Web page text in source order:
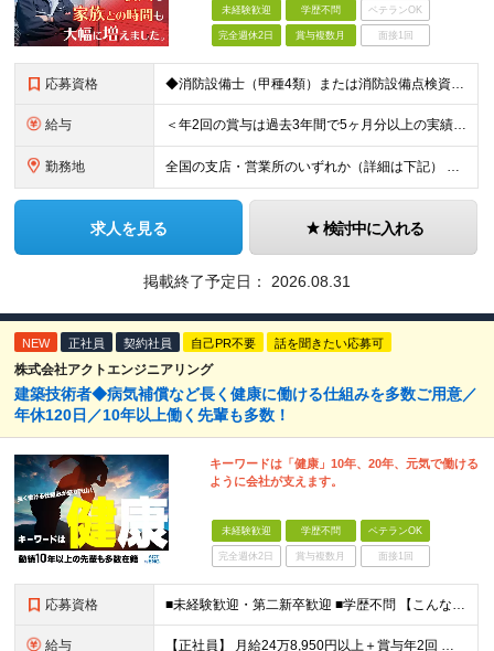
未経験歓迎 学歴不問 ベテランOK
完全週休2日 賞与複数月 面接1回
応募資格 ◆消防設備士（甲種4類）または消防設備点検資格者の資格を保有している方 ◆学歴不問
給与 ＜年2回の賞与は過去3年間で5ヶ月分以上の実績あり！＞ 月給21万1000円以上＋賞与年2回 ※上記は基本給です。別途、各種手当を支給いたします ※経験・能力を考慮の上、当社規程により優遇いたしま
勤務地 全国の支店・営業所のいずれか（詳細は下記） ※入社直後はお住まいから通える範囲の支店・営業所に配属 （入社直後の転勤はありません） ※U・Iターン歓迎（社宅・独身寮完備） ＜北海道・東北エリア＞
求人を見る 検討中に入れる
掲載終了予定日： 2026.08.31
NEW 正社員 契約社員 自己PR不要 話を聞きたい応募可
株式会社アクトエンジニアリング
建築技術者◆病気補償など長く健康に働ける仕組みを多数ご用意／
年休120日／10年以上働く先輩も多数！
キーワードは「健康」10年、20年、元気で働ける
ように会社が支えます。
未経験歓迎 学歴不問 ベテランOK
完全週休2日 賞与複数月 面接1回
応募資格 ■未経験歓迎・第二新卒歓迎 ■学歴不問 【こんな方はぜひご応募ください】 ■大手ゼネコンのプロジェクトに関わってみたい ■福利厚生が整った会社で働きたい ■年収アップを狙いたい ■スケールの大きな仕
給与 【正社員】 月給24万8,950円以上＋賞与年2回 ※年齢・経験・スキル等を考慮の上、当社規定により決定します。 ※残業代、通勤交通費は別途全額支給しています。 【契約社員】 月給28万2,080円